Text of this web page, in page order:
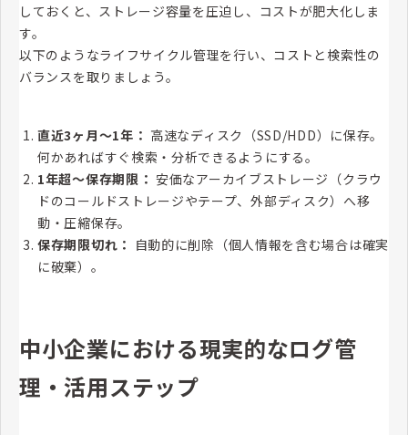
しておくと、ストレージ容量を圧迫し、コストが肥大化しま
す。
以下のようなライフサイクル管理を行い、コストと検索性の
バランスを取りましょう。
直近3ヶ月〜1年： 高速なディスク（SSD/HDD）に保存。
何かあればすぐ検索・分析できるようにする。
1年超〜保存期限： 安価なアーカイブストレージ（クラウ
ドのコールドストレージやテープ、外部ディスク）へ移
動・圧縮保存。
保存期限切れ： 自動的に削除（個人情報を含む場合は確実
に破棄）。
中小企業における現実的なログ管
理・活用ステップ